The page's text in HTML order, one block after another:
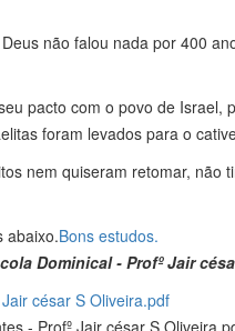
não falou nada por 400
pacto com o povo de
foram levados para o
nem quiseram retomar, não
abaixo.Bons estudos.
Dominical - Profº Jair
césar S Oliveira.pdf
- Profº Jair césar S